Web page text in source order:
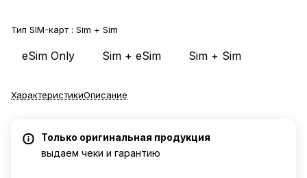
Тип SIM-карт : Sim + Sim
eSim Only Sim + eSim Sim + Sim
ХарактеристикиОписание
Только оригинальная продукция
выдаем чеки и гарантию